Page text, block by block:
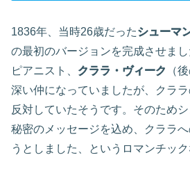
1836年、当時26歳だったシューマ
の最初のバージョンを完成させま
ピアニスト、 クララ・ヴィーク
（
深い仲になっていましたが、クラ
反対していたそうです。そのため
秘密のメッセージを込め、クララ
うとしました、というロマンチック